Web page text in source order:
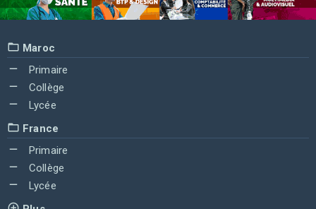
Maroc
Primaire
Collège
Lycée
France
Primaire
Collège
Lycée